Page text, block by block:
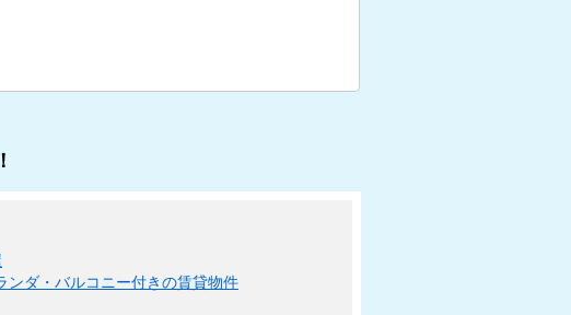
ンダ・バルコニー付きの賃貸物件